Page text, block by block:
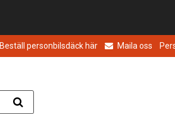
Beställ personbilsdäck här Maila oss